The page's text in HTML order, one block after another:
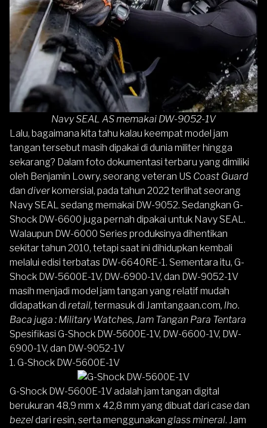
Navy SEAL AS memakai DW-9052-1V
Lalu, bagaimana kita tahu kalau keempat model jam
tangan tersebut masih dipakai di dunia militer hingga
sekarang? Dalam foto dokumentasi terbaru yang dimiliki
oleh Benjamin Lowry, seorang veteran US Coast Guard
dan diverkomersial, pada tahun 2022 terlihat seorang
Navy SEAL sedang memakai DW-9052. Sedangkan G-
Shock DW-6600 juga pernah dipakai untuk Navy SEAL.
Walaupun DW-6000 Series produksinya dihentikan
sekitar tahun 2010, tetapi saat ini dihidupkan kembali
melalui edisi terbatas DW-6640RE-1. Sementara itu, G-
Shock DW-5600E-1V, DW-6900-1V, dan DW-9052-1V
masih menjadi model jam tangan yang relatif mudah
didapatkan di retail, termasuk di Jamtangaan.com, lho.
Baca juga : Military Watches, Jam Tangan Para Tentara
Spesifikasi G-Shock DW-5600E-1V, DW-6600-1V, DW-
6900-1V, dan DW-9052-1V
1. G-Shock DW-5600E-1V
G-Shock DW-5600E-1Vadalah jam tangan digital
berukuran 48,9 mm x 42,8 mm yang dibuat dari casedan
bezeldari resin, serta menggunakan glass mineral. Jam